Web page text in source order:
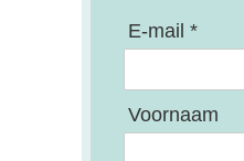
E-mail *
Voornaam